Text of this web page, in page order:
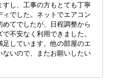
すし、工事の方もとても丁寧
ィでした。ネットでエアコン
めてでしたが、日程調整から
不安なく利用できました。
足しています。他の部屋のエ
ないので、またお願いしたい